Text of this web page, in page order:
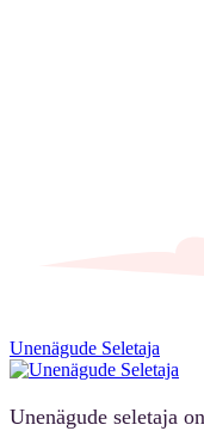
Unenägude Seletaja
Unenägude seletaja